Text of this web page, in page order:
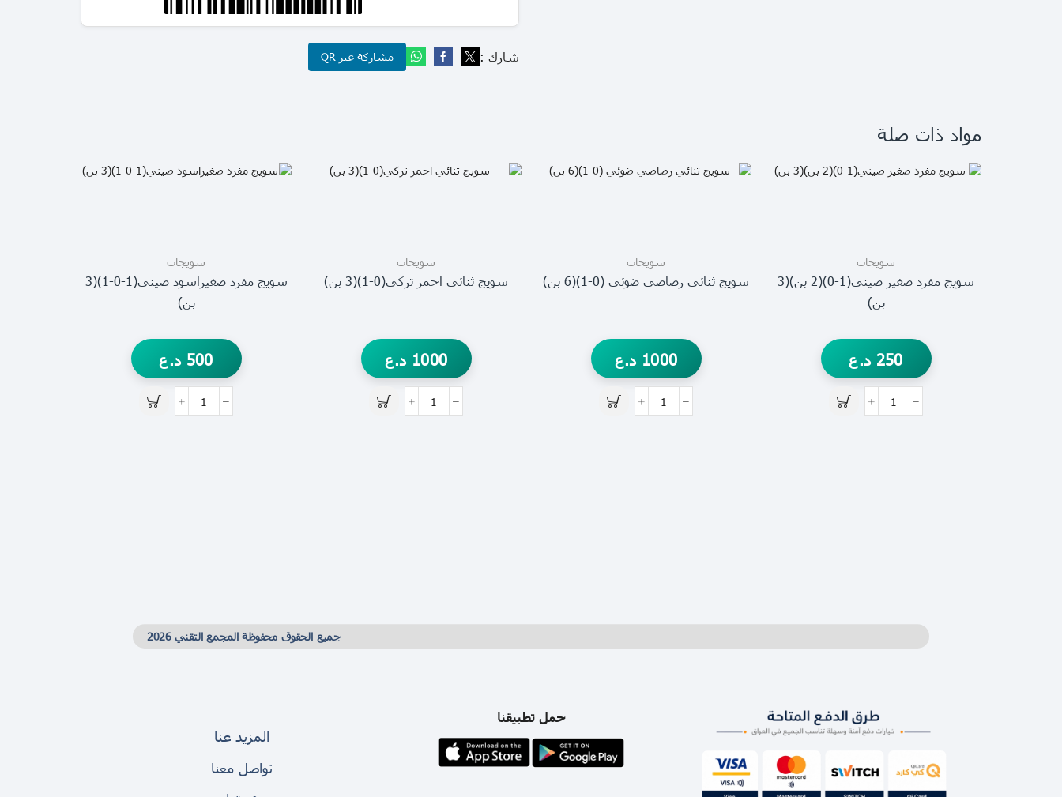
شارك : مشاركة عبر QR
مواد ذات صلة
سويجات
سويج مفرد صغير صيني(1-0)(2 بن)(3
بن)
250 د.ع
سويجات
سويج ثنائي رصاصي ضوئي (0-1)(6 بن)
1000 د.ع
سويجات
سويج ثنائي احمر تركي(0-1)(3 بن)
1000 د.ع
سويجات
سويج مفرد صغيراسود صيني(1-0-1)(3
بن)
500 د.ع
جميع الحقوق محفوظة المجمع التقني 2026
حمل تطبيقنا
المزيد عنا
تواصل معنا